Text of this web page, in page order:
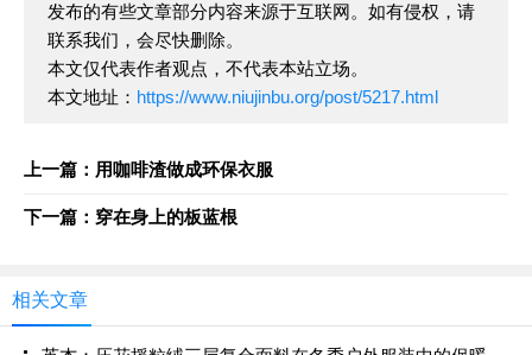
发布的有些文章部分内容来源于互联网。如有侵权，请
联系我们，会尽快删除。
本文仅代表作者观点，不代表本站立场。
本文地址： https://www.niujinbu.org/post/5217.html
上一篇：用咖啡渣做成环保衣服
下一篇：穿在身上的板蓝根
相关文章